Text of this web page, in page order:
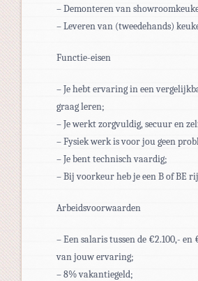
– Demonteren van
– Leveren van (tweedehands)
Functie-eisen
– Je hebt ervaring in een
graag leren;
– Je werkt zorgvuldig, secuur en
– Fysiek werk is voor jou geen
– Je bent technisch vaardig;
– Bij voorkeur heb je een B of BE
Arbeidsvoorwaarden
– Een salaris tussen de €2.100,-
van jouw ervaring;
– 8% vakantiegeld;